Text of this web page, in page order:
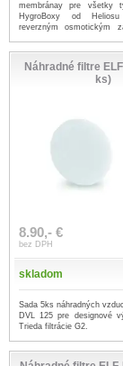
membránay pre všetky
HygroBoxy od
reverzným osmotickým
Náhradné filtre
ks)
8.90,- €
bez DPH
skladom
Sada 5ks náhradných
DVL 125 pre designové
Trieda filtrácie G2.